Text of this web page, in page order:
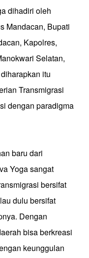
dihadiri oleh
Mandacan, Bupati
Kapolres,
Selatan,
itu
Transmigrasi
dengan paradigma
baru dari
Yoga sangat
bersifat
dulu bersifat
Dengan
bisa berkreasi
keunggulan